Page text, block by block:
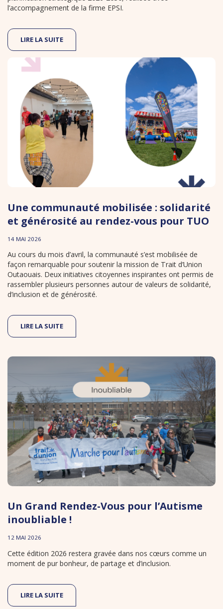
l’accompagnement de la firme EPSI.
LIRE LA SUITE
Une communauté mobilisée : solidarité
et générosité au rendez-vous pour TUO
14 MAI 2026
Au cours du mois d’avril, la communauté s’est mobilisée de
façon remarquable pour soutenir la mission de Trait d’Union
Outaouais. Deux initiatives citoyennes inspirantes ont permis de
rassembler plusieurs personnes autour de valeurs de solidarité,
d’inclusion et de générosité.
LIRE LA SUITE
Un Grand Rendez-Vous pour l’Autisme
inoubliable !
12 MAI 2026
Cette édition 2026 restera gravée dans nos cœurs comme un
moment de pur bonheur, de partage et d’inclusion.
LIRE LA SUITE